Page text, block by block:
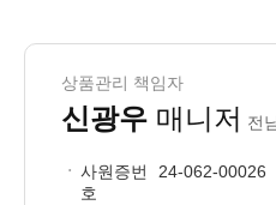
상품관리 책임자
신광우 매니저 전
사원증번
호
24-062-00026